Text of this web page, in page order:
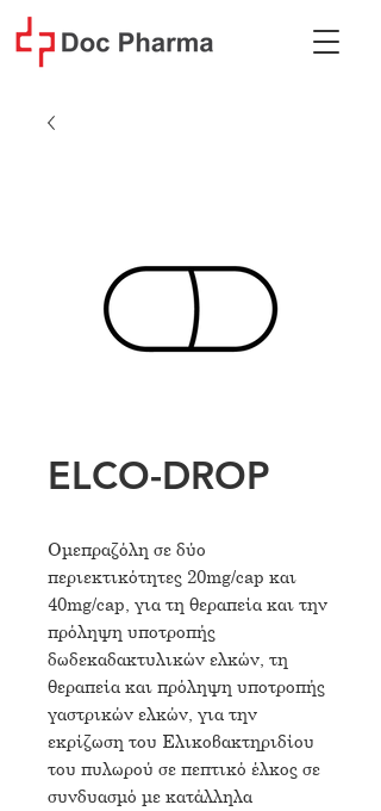
ELCO-DROP
Ομεπραζόλη σε δύο
περιεκτικότητες 20mg/cap και
40mg/cap, για τη θεραπεία και την
πρόληψη υποτροπής
δωδεκαδακτυλικών ελκών, τη
θεραπεία και πρόληψη υποτροπής
γαστρικών ελκών, για την
εκρίζωση του Ελικοβακτηριδίου
του πυλωρού σε πεπτικό έλκος σε
συνδυασμό με κατάλληλα